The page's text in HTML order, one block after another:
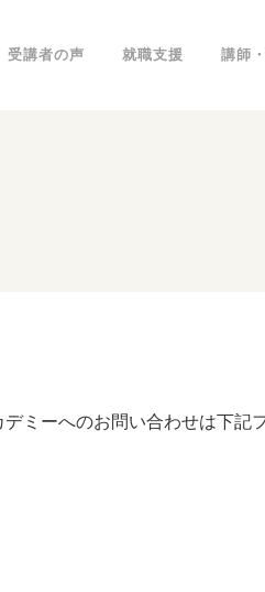
受講者の声 就職支援 講師
ミーへのお問い合わせは下記